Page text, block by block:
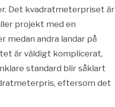
Det kvadratmeterpriset är
projekt med en
andra landar på
är väldigt komplicerat,
standard blir såklart
eftersom det